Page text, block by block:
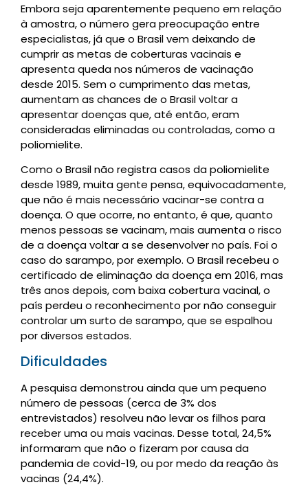
Embora seja aparentemente pequeno em relação
à amostra, o número gera preocupação entre
especialistas, já que o Brasil vem deixando de
cumprir as metas de coberturas vacinais e
apresenta queda nos números de vacinação
desde 2015. Sem o cumprimento das metas,
aumentam as chances de o Brasil voltar a
apresentar doenças que, até então, eram
consideradas eliminadas ou controladas, como a
poliomielite.
Como o Brasil não registra casos da poliomielite
desde 1989, muita gente pensa, equivocadamente,
que não é mais necessário vacinar-se contra a
doença. O que ocorre, no entanto, é que, quanto
menos pessoas se vacinam, mais aumenta o risco
de a doença voltar a se desenvolver no país. Foi o
caso do sarampo, por exemplo. O Brasil recebeu o
certificado de eliminação da doença em 2016, mas
três anos depois, com baixa cobertura vacinal, o
país perdeu o reconhecimento por não conseguir
controlar um surto de sarampo, que se espalhou
por diversos estados.
Dificuldades
A pesquisa demonstrou ainda que um pequeno
número de pessoas (cerca de 3% dos
entrevistados) resolveu não levar os filhos para
receber uma ou mais vacinas. Desse total, 24,5%
informaram que não o fizeram por causa da
pandemia de covid-19, ou por medo da reação às
vacinas (24,4%).